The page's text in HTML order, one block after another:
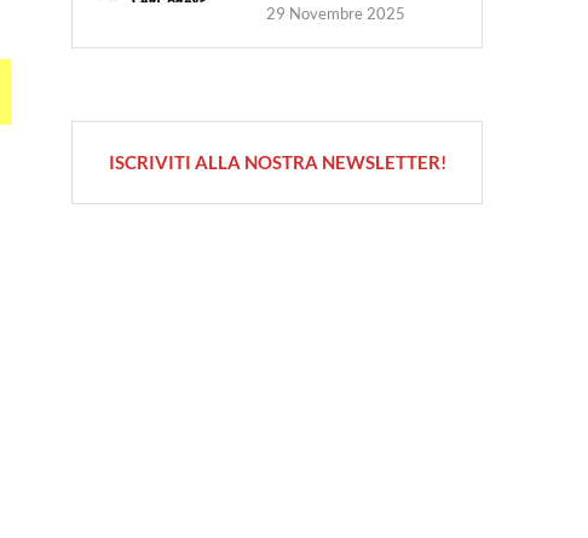
29 Novembre 2025
ISCRIVITI ALLA NOSTRA NEWSLETTER!